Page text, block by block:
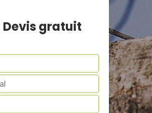
Devis gratuit